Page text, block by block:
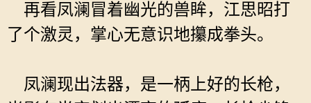
再看凤澜冒着幽光的兽眸，江思昭打
了个激灵，掌心无意识地攥成拳头。
凤澜现出法器，是一柄上好的长枪，